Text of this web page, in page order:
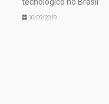
10/09/2019